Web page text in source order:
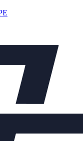
56846.00